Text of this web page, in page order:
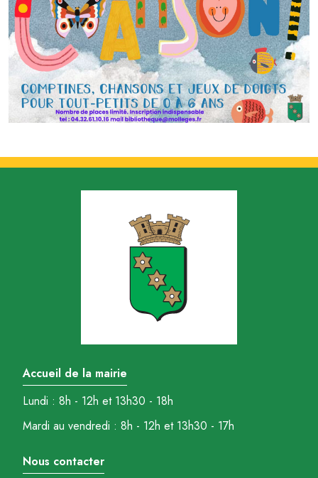
Accueil de la mairie
Lundi : 8h - 12h et 13h30 - 18h
Mardi au vendredi : 8h - 12h et 13h30 - 17h
Nous contacter